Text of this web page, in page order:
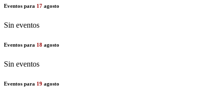
Eventos para 17 agosto
Sin eventos
Eventos para 18 agosto
Sin eventos
Eventos para 19 agosto